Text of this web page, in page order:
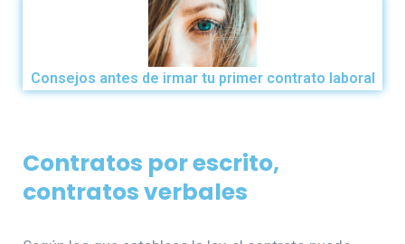
Consejos antes de irmar tu primer contrato laboral
Contratos por escrito,
contratos verbales